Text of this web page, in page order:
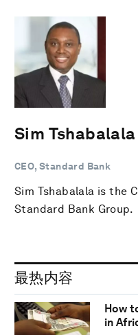
Sim Tshabalala
CEO, Standard Bank
Sim Tshabalala is the
Standard Bank Group.
最热内容
How
in